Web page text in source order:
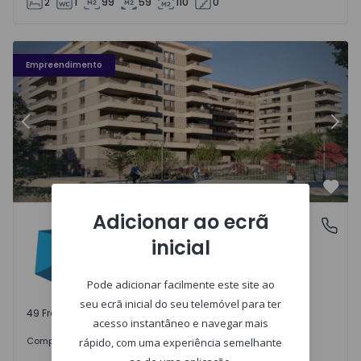
Empreendimento
Fachada PLENO JARDIM - 3
Anterior
Águas Santas, PortoPLENO JARDIM
Águas Santas, Porto
49 Frações disponíveis
Comprar desde 242.000 €
Adicionar ao ecrã
inicial
Pode adicionar facilmente este site ao
seu ecrã inicial do seu telemóvel para ter
acesso instantâneo e navegar mais
rápido, com uma experiência semelhante